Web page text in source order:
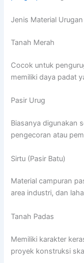
Jenis Material
Tanah Merah
Cocok untuk
memiliki daya padat
Pasir Urug
Biasanya digunakan
pengecoran atau
Sirtu (Pasir Batu)
Material campuran
area industri, dan
Tanah Padas
Memiliki karakter
proyek konstruksi